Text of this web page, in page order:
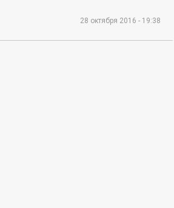
28 октября 2016 - 19:38